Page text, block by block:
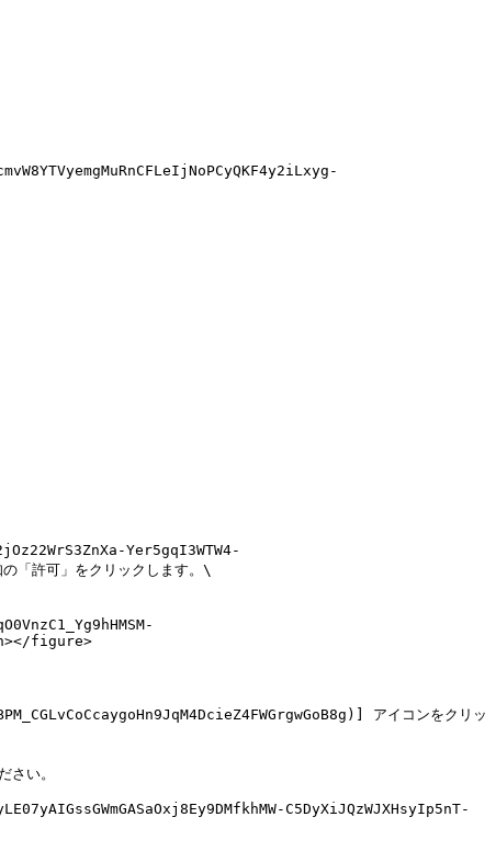
Yer5gqI3WTW4-
「許可」をクリックします。\
figure>
アイコンをクリッ
い。
C5DyXiJQzWJXHsyIp5nT-